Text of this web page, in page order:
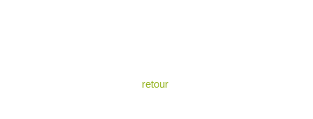
retour